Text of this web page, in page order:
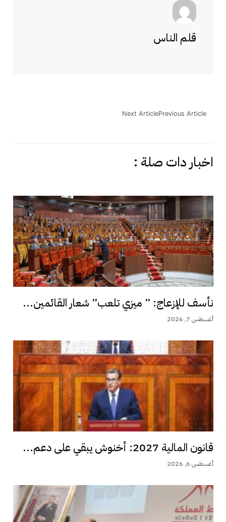
قلم الناس
Previous Article
Next Article
اخبار دات صلة :
نأسف للإزعاج: ” ميزي تلعب” شعار القائمين...
أغسطس 7, 2026
قانون المالية 2027: أخنوش يبقي على دعم...
أغسطس 6, 2026